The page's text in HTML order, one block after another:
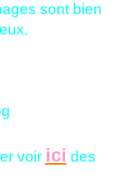
sont bien
voir ici des